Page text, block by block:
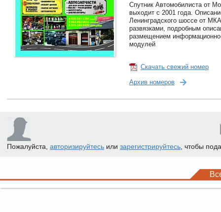
Спутник Автомобилиста от
выходит с 2001 года.
Ленинградского шоссе от
развязками, подробным
размещением
модулей
Скачать свежий номер
Архив номеров
Пожалуйста, авторизируйтесь или зарегистрируйтесь , чтобы